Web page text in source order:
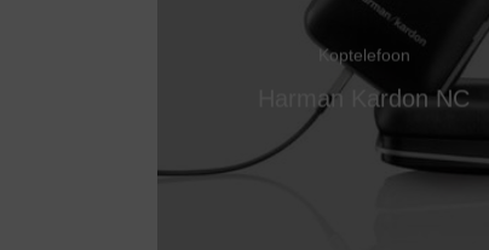
Koptelefoon
Harman Kardon NC